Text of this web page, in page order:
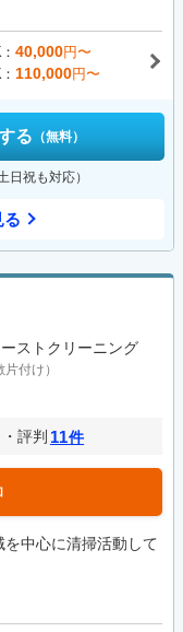
40,000円〜
110,000円〜
る （無料）
祝も対応）
る
ストクリーニング
付け）
評判 11件
中心に清掃活動して